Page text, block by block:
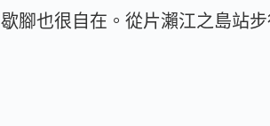
歇腳也很自在。從片瀨江之島站